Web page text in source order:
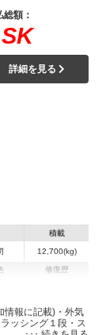
総額：
詳細を見る
積載
12,700(kg)
修復歴
情報に記載)・外気
ッシング１段・ス